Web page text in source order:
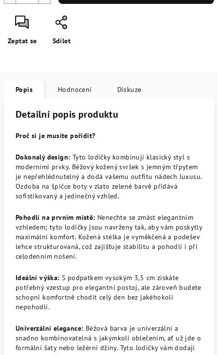
Zeptat se Sdílet
Popis Hodnocení Diskuze
Detailní popis produktu
Proč si je musíte pořídit?
Dokonalý design: Tyto lodičky kombinují klasický styl s
moderními prvky. Béžový kožený svršek s jemným třpytem
je nepřehlédnutelný a dodá vašemu outfitu nádech luxusu.
Ozdoba na špičce boty v zlato zelené barvě přidává
sofistikovaný a jedinečný vzhled.
Pohodlí na prvním místě: Nenechte se zmást elegantním
vzhledem; tyto lodičky jsou navrženy tak, aby vám poskytly
maximální komfort. Kožená stélka je vyměkčená a podešev
lehce strukturovaná, což zajišťuje stabilitu a pohodlí i při
celodenním nošení.
Ideální výška: S podpatkem vysokým 3,5 cm získáte
potřebný vzestup pro elegantní postoj, ale zároveň budete
schopni komfortně chodit celý den bez jakéhokoli
nepohodlí.
Univerzální elegance: Béžová barva je univerzální a
snadno kombinovatelná s jakýmkoli oblečením, ať už jde o
formální šaty nebo ležérní džíny. Tyto lodičky vám dodají